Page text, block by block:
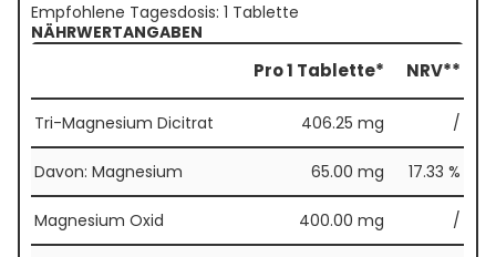
Empfohlene Tagesdosis: 1 Tablette
NÄHRWERTANGABEN
Pro 1 Tablette* NRV**
Tri-Magnesium Dicitrat 406.25 mg /
Davon: Magnesium 65.00 mg 17.33 %
Magnesium Oxid 400.00 mg /